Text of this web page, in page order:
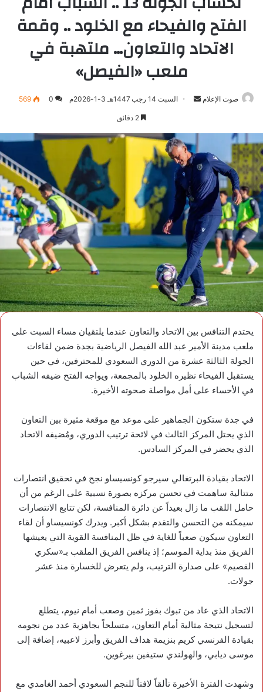
الفتح والفيحاء مع الخلود .. وقمة
الاتحاد والتعاون… ملتهبة في
ملعب «الفيصل»
صوت الإعلام
أرسلالسبت 14 رجب 1447هـ 3-1-2026م 0
569
يحتدم التنافس بين الاتحاد والتعاون عندما يلتقيان مساء السبت على
ملعب مدينة الأمير عبد الله الفيصل الرياضية بجدة ضمن لقاءات
الجولة الثالثة عشرة من الدوري السعودي للمحترفين، في حين
يستقبل الفيحاء نظيره الخلود بالمجمعة، ويواجه الفتح ضيفه الشباب
في الأحساء على أمل مواصلة صحوته الأخيرة.
في جدة ستكون الجماهير على موعد مع موقعة مثيرة بين التعاون
الذي يحتل المركز الثالث في لائحة ترتيب الدوري، ومُضيفه الاتحاد
الذي يحضر في المركز السادس.
الاتحاد بقيادة البرتغالي سيرجو كونسيساو نجح في تحقيق انتصارات
متتالية ساهمت في تحسن مركزه بصورة نسبية على الرغم من أن
حامل اللقب ما زال بعيداً عن دائرة المنافسة، لكن تتابع الانتصارات
سيمكنه من التحسن والتقدم بشكل أكبر. ويدرك كونسيساو أن لقاء
التعاون سيكون صعباً للغاية في ظل المنافسة القوية التي يعيشها
الفريق منذ بداية الموسم؛ إذ ينافس الفريق الملقب بـ«سكري
القصيم» على صدارة الترتيب، ولم يتعرض للخسارة منذ عشر
جولات.
الاتحاد الذي عاد من تبوك بفوز ثمين وصعب أمام نيوم، يتطلع
لتسجيل نتيجة مثالية أمام التعاون، متسلحاً بجاهزية عدد من نجومه
بقيادة الفرنسي كريم بنزيمة هداف الفريق وأبرز لاعبيه، إضافة إلى
موسى ديابي، والهولندي ستيفين بيرغوين.
وشهدت الفترة الأخيرة تألقاً لافتاً للنجم السعودي أحمد الغامدي مع